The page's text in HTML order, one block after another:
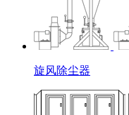
旋风除尘器